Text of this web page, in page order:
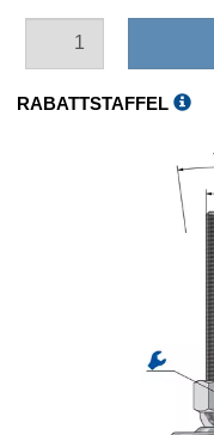
RABATTSTAFFEL